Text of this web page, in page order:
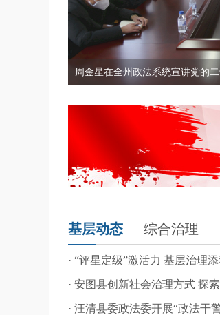
周金星在全州政法系统宣讲党的
基层动态 综合治理
· “评星定级”激活力 基层治理
· 安图县创新社会治理方式 探
· 汪清县委政法委开展“政法干